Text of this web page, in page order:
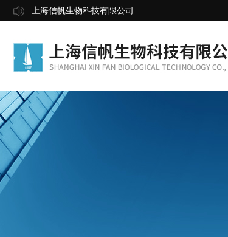
上海信帆生物科技有限公司